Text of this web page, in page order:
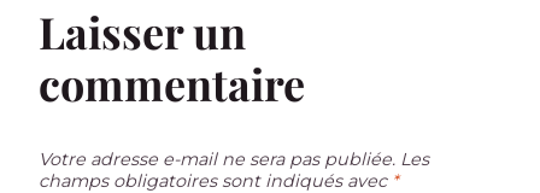
Laisser un
commentaire
Votre adresse e-mail ne sera pas publiée. Les
champs obligatoires sont indiqués avec *